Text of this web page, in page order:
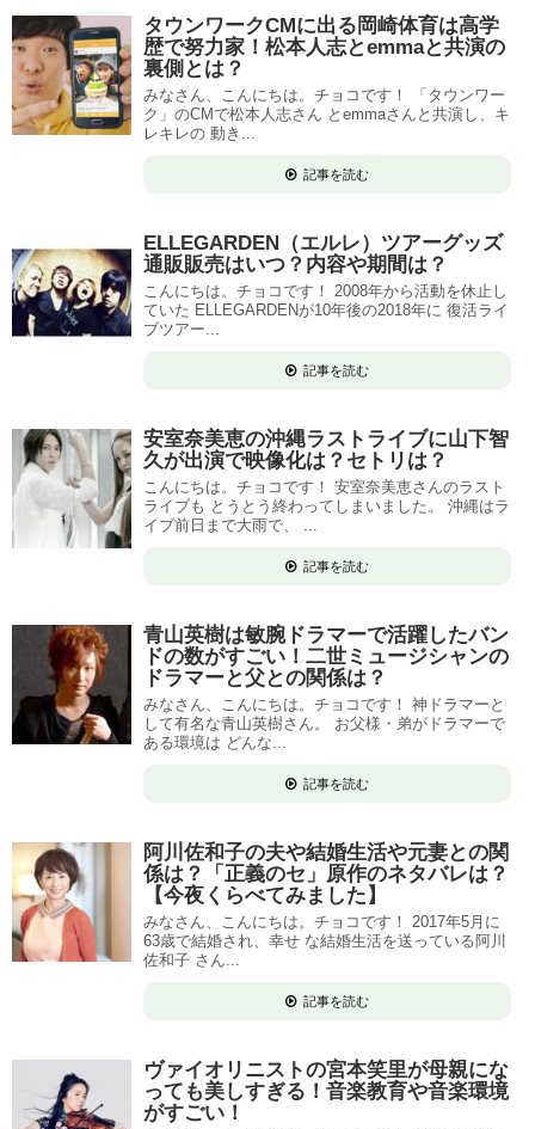
タウンワークCMに出る岡崎体育は高学
歴で努力家！松本人志とemmaと共演の
裏側とは？
みなさん、こんにちは。チョコです！ 「タウンワー
ク」のCMで松本人志さん とemmaさんと共演し、キ
レキレの 動き...
記事を読む
ELLEGARDEN（エルレ）ツアーグッズ
通販販売はいつ？内容や期間は？
こんにちは。チョコです！ 2008年から活動を休止し
ていた ELLEGARDENが10年後の2018年に 復活ライ
ブツアー...
記事を読む
安室奈美恵の沖縄ラストライブに山下智
久が出演で映像化は？セトリは？
こんにちは。チョコです！ 安室奈美恵さんのラスト
ライブも とうとう終わってしまいました。 沖縄はラ
イブ前日まで大雨で、 ...
記事を読む
青山英樹は敏腕ドラマーで活躍したバン
ドの数がすごい！二世ミュージシャンの
ドラマーと父との関係は？
みなさん、こんにちは。チョコです！ 神ドラマーと
して有名な青山英樹さん。 お父様・弟がドラマーで
ある環境は どんな...
記事を読む
阿川佐和子の夫や結婚生活や元妻との関
係は？「正義のセ」原作のネタバレは？
【今夜くらべてみました】
みなさん、こんにちは。チョコです！ 2017年5月に
63歳で結婚され、幸せ な結婚生活を送っている阿川
佐和子 さん...
記事を読む
ヴァイオリニストの宮本笑里が母親にな
っても美しすぎる！音楽教育や音楽環境
がすごい！